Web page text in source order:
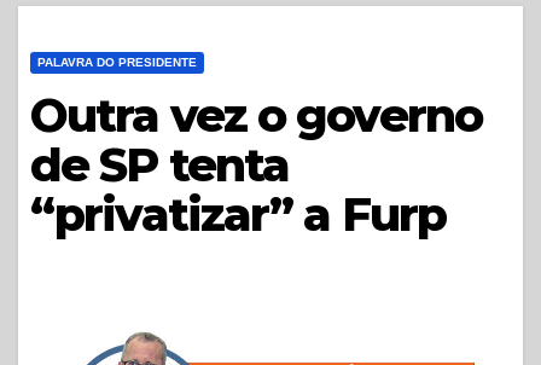
PALAVRA DO PRESIDENTE
Outra vez o governo
de SP tenta
“privatizar” a Furp